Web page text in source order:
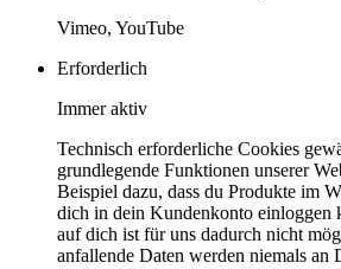
Vimeo, YouTube
Erforderlich
Immer aktiv
Technisch erforderliche Cookies
grundlegende Funktionen unserer
Beispiel dazu, dass du Produkte im
dich in dein Kundenkonto einloggen
auf dich ist für uns dadurch nicht
anfallende Daten werden niemals an